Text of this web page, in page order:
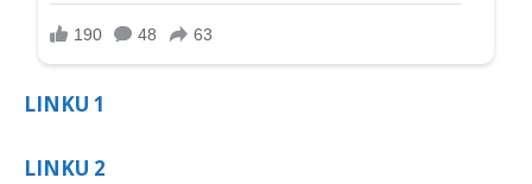
LINKU 1
LINKU 2